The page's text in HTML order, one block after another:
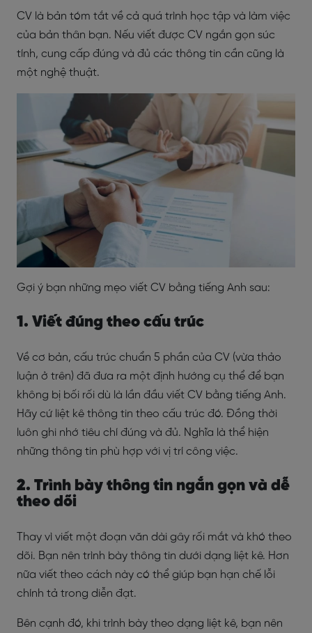
CV là bản tóm tắt về cả quá trình học tập và làm việc
của bản thân bạn. Nếu viết được CV ngắn gọn súc
tính, cung cấp đúng và đủ các thông tin cần cũng là
một nghệ thuật.
Gợi ý bạn những mẹo viết CV bằng tiếng Anh sau:
1. Viết đúng theo cấu trúc
Về cơ bản, cấu trúc chuẩn 5 phần của CV (vừa thảo
luận ở trên) đã đưa ra một định hướng cụ thể để bạn
không bị bối rối dù là lần đầu viết CV bằng tiếng Anh.
Hãy cứ liệt kê thông tin theo cấu trúc đó. Đồng thời
luôn ghi nhớ tiêu chí đúng và đủ. Nghĩa là thể hiện
những thông tin phù hợp với vị trí công việc.
2. Trình bày thông tin ngắn gọn và dễ
theo dõi
Thay vì viết một đoạn văn dài gây rối mắt và khó theo
dõi. Bạn nên trình bày thông tin dưới dạng liệt kê. Hơn
nữa viết theo cách này có thể giúp bạn hạn chế lỗi
chính tả trong diễn đạt.
Bên cạnh đó, khi trình bày theo dạng liệt kê, bạn nên